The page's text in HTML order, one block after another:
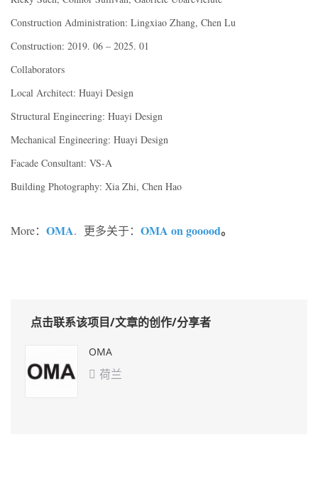
Construction Administration: Lingxiao Zhang, Chen Lu
Construction: 2019. 06 – 2025. 01
Collaborators
Local Architect: Huayi Design
Structural Engineering: Huayi Design
Mechanical Engineering: Huayi Design
Facade Consultant: VS-A
Building Photography: Xia Zhi, Chen Hao
More： OMA. 更多关于： OMA on gooood。
点击联系该项目/文章的创作/分享者
OMA
 荷兰